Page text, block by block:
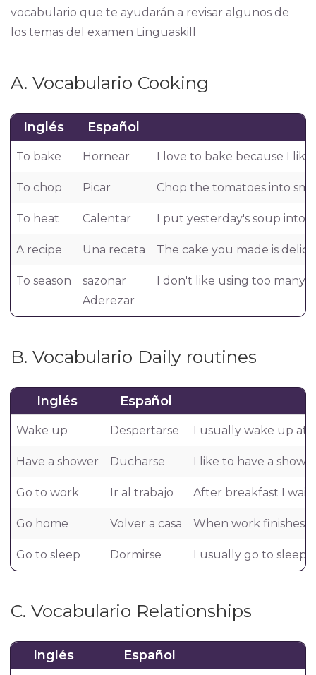
vocabulario que te ayudarán a revisar algunos de
los temas del examen Linguaskill
A. Vocabulario Cooking
Inglés Español
To bake Hornear I love to bake because I
To chop Picar Chop the tomatoes into
To heat Calentar I put yesterday's soup into
A recipe Una receta The cake you made is
To season
sazonar
Aderezar
I don't like using too many
B. Vocabulario Daily routines
Inglés Español
Wake up Despertarse I usually wake up at
Have a shower Ducharse I like to have a
Go to work Ir al trabajo After breakfast I wait
Go home Volver a casa When work finishes
Go to sleep Dormirse I usually go to sleep
C. Vocabulario Relationships
Inglés Español